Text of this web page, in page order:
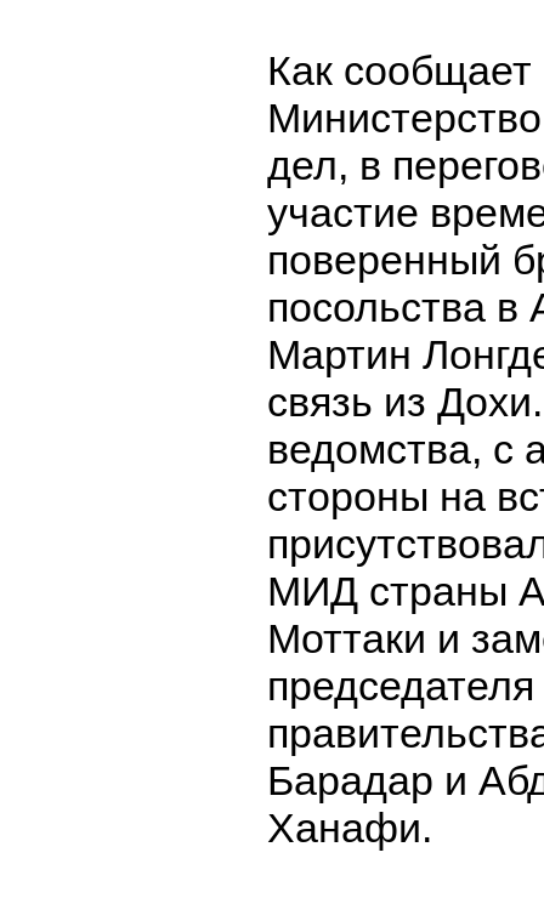
Как сообщает
дел, в
участие
поверенный
посольства в
Мартин
связь из
ведомства, с
стороны на
МИД страны
Моттаки и
Барадар и
Ханафи.